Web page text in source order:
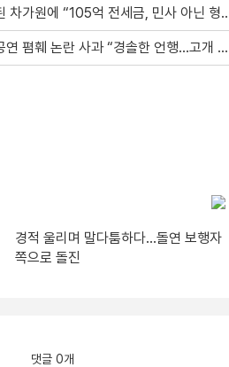
“105억 전세금, 민사 아닌 형사 범죄…엄벌 원해” [자막뉴스]
훼 논란 사과 “경솔한 언행…고개 숙여 사과”
경적 울리며 말다툼하다…돌연 보행자
쪽으로 돌진
댓글 0개